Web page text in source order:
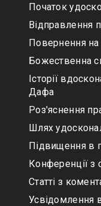
Початок
Відправлення
Повернення
Божественна
Історії
Дафа
Роз'яснення
Шлях
Підвищення в
Конференції з
Статті з
Усвідомлення